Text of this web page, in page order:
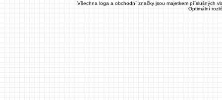
Všechna loga a obchodní značky jsou majetkem příslušných
Optimální